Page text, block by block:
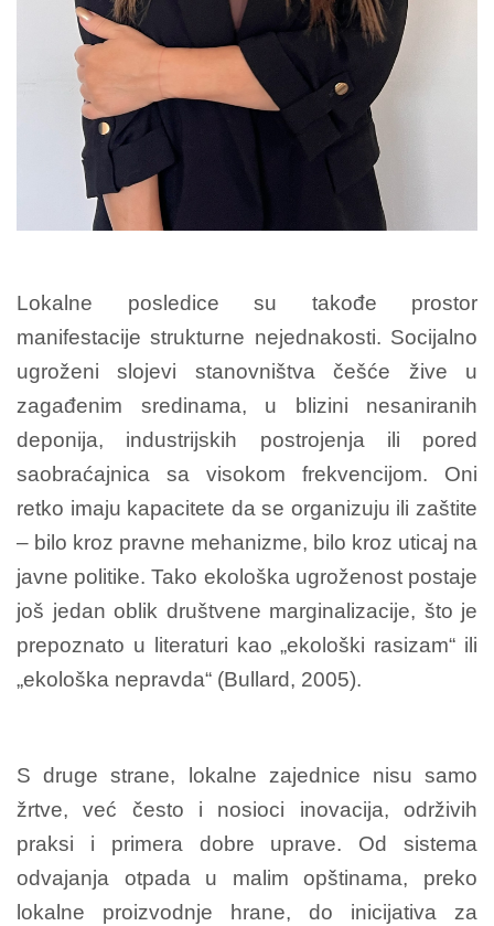
Lokalne posledice su takođe prostor
manifestacije strukturne nejednakosti. Socijalno
ugroženi slojevi stanovništva češće žive u
zagađenim sredinama, u blizini nesaniranih
deponija, industrijskih postrojenja ili pored
saobraćajnica sa visokom frekvencijom. Oni
retko imaju kapacitete da se organizuju ili zaštite
– bilo kroz pravne mehanizme, bilo kroz uticaj na
javne politike. Tako ekološka ugroženost postaje
još jedan oblik društvene marginalizacije, što je
prepoznato u literaturi kao „ekološki rasizam“ ili
„ekološka nepravda“ (Bullard, 2005).
S druge strane, lokalne zajednice nisu samo
žrtve, već često i nosioci inovacija, održivih
praksi i primera dobre uprave. Od sistema
odvajanja otpada u malim opštinama, preko
lokalne proizvodnje hrane, do inicijativa za